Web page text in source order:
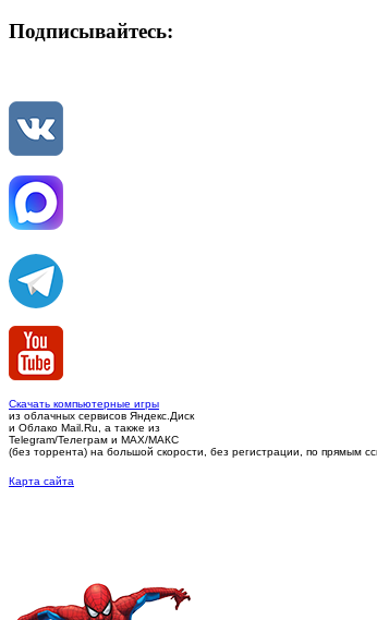
Подписывайтесь:
Скачать компьютерные игры
из облачных сервисов Яндекс.Диск
и Облако Mail.Ru, а также из
Telegram/Телеграм и MAX/МАКС
(без торрента) на большой скорости, без регистрации, по прямым
Карта сайта